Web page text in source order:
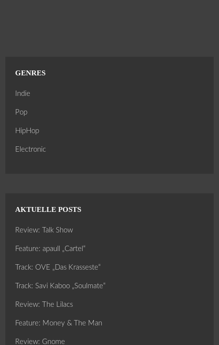
GENRES
Indie
Pop
HipHop
Electronic
AKTUELLE POSTS
Review: Talk Show
Feature: apaull „Cartel“
Track: OVE „Das Krasseste“
Track: Savi Kaboo „Soulmate“
Review: The Lilacs
Feature: Money & The Man
Review: Gnome